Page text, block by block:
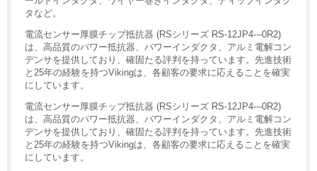
タなど。
電流センサー厚膜チップ抵抗器 (RSシリーズ RS-12JP4---0R2)
は、高品質のパワー抵抗器、パワーインダクタ、アルミ電解コン
デンサを提供しており、確固たる評判を持っています。先進技術
と25年の経験を持つVikingは、各顧客の要求に応えることを確実
にしています。
電流センサー厚膜チップ抵抗器 (RSシリーズ RS-12JP4---0R2)
は、高品質のパワー抵抗器、パワーインダクタ、アルミ電解コン
デンサを提供しており、確固たる評判を持っています。先進技術
と25年の経験を持つVikingは、各顧客の要求に応えることを確実
にしています。